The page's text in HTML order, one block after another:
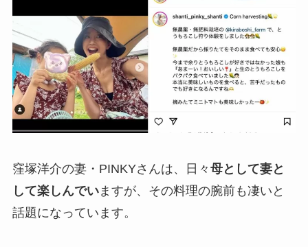
窪塚洋介の妻・PINKYさんは、日々 母として妻と
して楽しんでいますが、その料理の腕前も凄いと
話題になっています。